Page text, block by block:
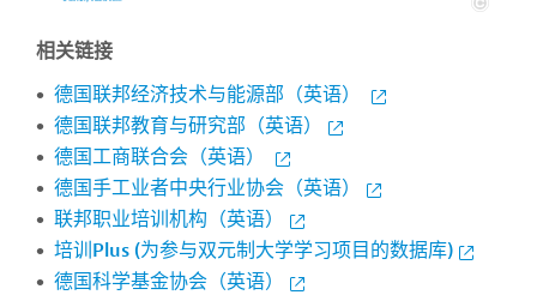
相关链接
德国联邦经济技术与能源部（英语）
德国联邦教育与研究部（英语）
德国工商联合会（英语）
德国手工业者中央行业协会（英语）
联邦职业培训机构（英语）
培训Plus (为参与双元制大学学习项目的数据库)
德国科学基金协会（英语）